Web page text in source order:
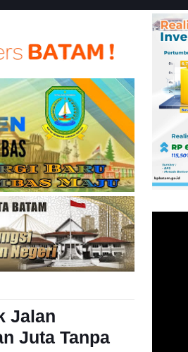
Jalan
Juta Tanpa